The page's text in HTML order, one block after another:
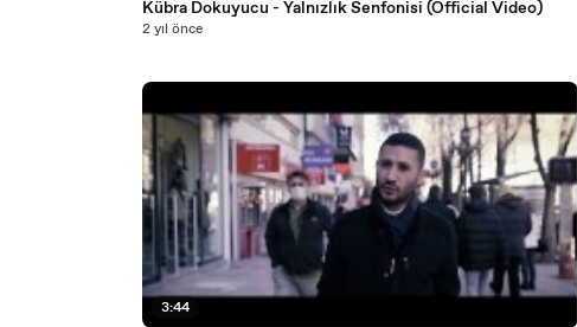
Kübra Dokuyucu - Yalnızlık Senfonisi (Official Video)
2 yıl önce
3:44